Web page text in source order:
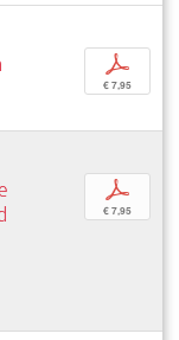
p
€ 7,95
p
€ 7,95